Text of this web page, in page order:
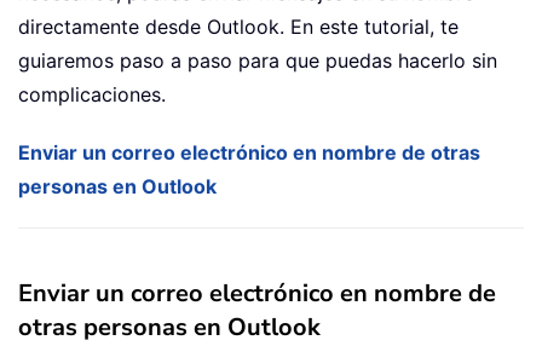
directamente desde Outlook. En este tutorial, te
guiaremos paso a paso para que puedas hacerlo sin
complicaciones.
Enviar un correo electrónico en nombre de otras
personas en Outlook
Enviar un correo electrónico en nombre de
otras personas en Outlook